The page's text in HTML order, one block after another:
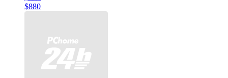
$880